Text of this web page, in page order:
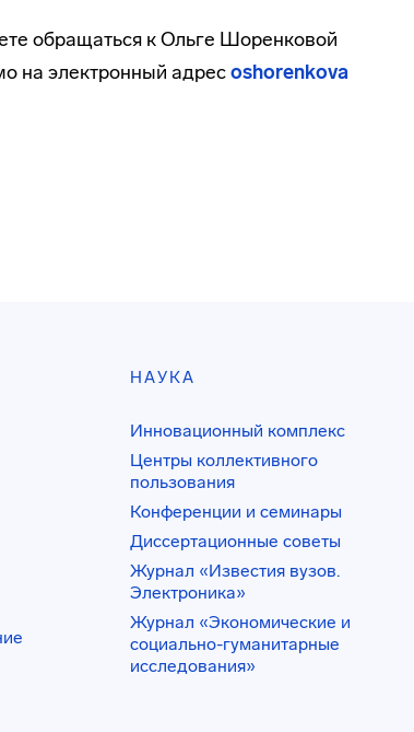
обращаться к Ольге Шоренковой
на электронный адресoshorenkova
НАУКА
Инновационный комплекс
Центры коллективного
пользования
Конференции и семинары
Диссертационные советы
Журнал «Известия вузов.
Электроника»
Журнал «Экономические и
социально-гуманитарные
исследования»